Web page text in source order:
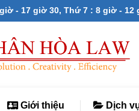
- 17 giờ 30, Thứ 7 : 8 giờ - 12
Giới thiệu Dịch